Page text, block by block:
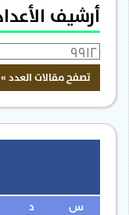
أرشيف الأعداد
س